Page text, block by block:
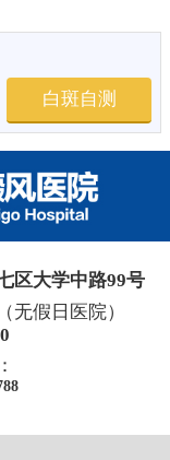
白斑自测
区大学中路99号
无假日医院）